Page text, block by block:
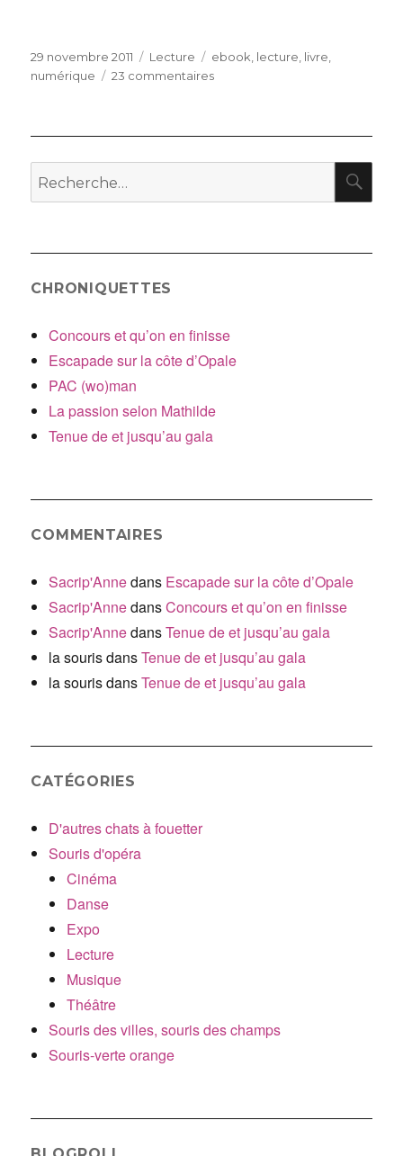
Publié
le
29 novembre 2011 Catégories
Lecture Étiquettes
ebook lecture livre
numérique
23 commentairessur
Recherche
pour
CHRONIQUETTES
Concours et qu’on en finisse
Escapade sur la côte d’Opale
PAC (wo)man
La passion selon Mathilde
Tenue de et jusqu’au gala
COMMENTAIRES
Sacrip'Annedans Escapade sur la côte d’Opale
Sacrip'AnnedansConcours et qu’on en finisse
Sacrip'AnnedansTenue de et jusqu’au gala
la sourisdansTenue de et jusqu’au gala
la sourisdansTenue de et jusqu’au gala
CATÉGORIES
D'autres chats à fouetter
Souris d'opéra
Cinéma
Danse
Expo
Lecture
Musique
Théâtre
Souris des villes, souris des champs
Souris-verte orange